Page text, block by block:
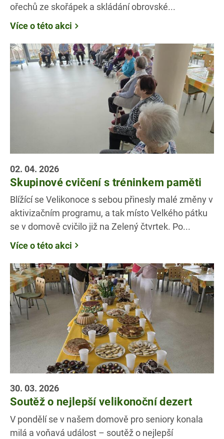
ořechů ze skořápek a skládání obrovské...
Více o této akci
02. 04. 2026
Skupinové cvičení s tréninkem paměti
Blížící se Velikonoce s sebou přinesly malé změny v
aktivizačním programu, a tak místo Velkého pátku
se v domově cvičilo již na Zelený čtvrtek. Po...
Více o této akci
30. 03. 2026
Soutěž o nejlepší velikonoční dezert
V pondělí se v našem domově pro seniory konala
milá a voňavá událost – soutěž o nejlepší